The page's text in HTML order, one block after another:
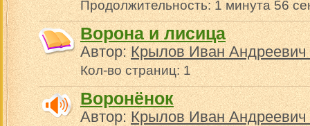
Продолжительность: 1 минута 56
Ворона и лисица
Автор:Крылов Иван Андреевич
Кол-во страниц: 1
Воронёнок
Автор:Крылов Иван Андреевич